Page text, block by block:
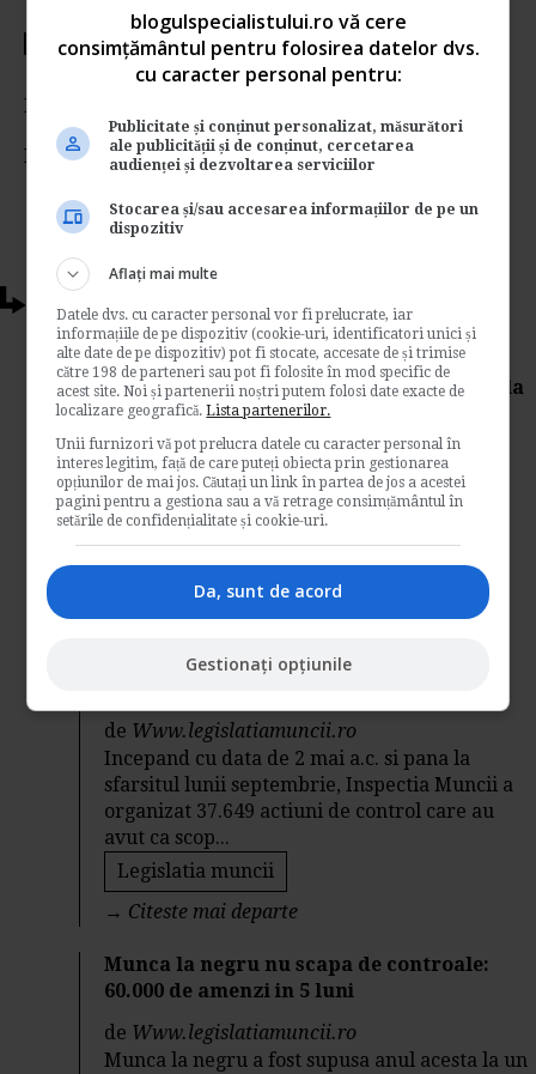
Votati articolul
Rating:
Nota:5 din1voturi
Articole conexe
Ministerul Muncii: Proiect pentru
acordarea de beneficii de asistenta sociala
Ministerul Muncii a emis recent spre
dezbatere Proiectul de hotarare pentru
modificarea si completarea Normelor
metodologice de aplicare a...
Legislatia muncii
Modificarile din Codul Muncii au dus la
de Www.legislatiamuncii.ro
Incepand cu data de 2 mai a.c. si pana la
sfarsitul lunii septembrie, Inspectia Muncii a
organizat 37.649 actiuni de control care au
avut ca scop...
Legislatia muncii
→ Citeste mai departe
Munca la negru nu scapa de controale:
60.000 de amenzi in 5 luni
de Www.legislatiamuncii.ro
Munca la negru a fost supusa anul acesta la un
blogulspecialistului.ro vă cere
consimțământul pentru folosirea datelor dvs.
cu caracter personal pentru:
Publicitate și conținut personalizat, măsurători
ale publicității și de conținut, cercetarea
audienței și dezvoltarea serviciilor
Stocarea și/sau accesarea informațiilor de pe un
dispozitiv
Aflați mai multe
Datele dvs. cu caracter personal vor fi prelucrate, iar
informațiile de pe dispozitiv (cookie-uri, identificatori unici și
alte date de pe dispozitiv) pot fi stocate, accesate de și trimise
către 198 de parteneri sau pot fi folosite în mod specific de
acest site. Noi și partenerii noștri putem folosi date exacte de
localizare geografică.Lista partenerilor.
Unii furnizori vă pot prelucra datele cu caracter personal în
interes legitim, față de care puteți obiecta prin gestionarea
opțiunilor de mai jos. Căutați un link în partea de jos a acestei
pagini pentru a gestiona sau a vă retrage consimțământul în
setările de confidențialitate și cookie-uri.
Da, sunt de acord
Gestionați opțiunile